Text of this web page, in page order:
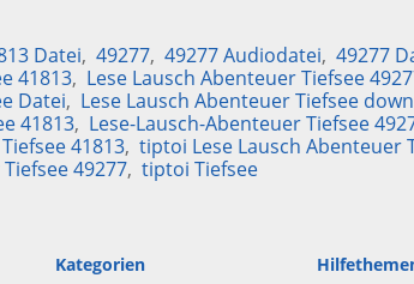
Datei 49277 49277 Audiodatei 49277
41813 Lese Lausch Abenteuer Tiefsee
Datei
Lese Lausch Abenteuer Tiefsee
41813 Lese-Lausch-Abenteuer Tiefsee
41813 tiptoi Lese Lausch Abenteuer
49277 tiptoi Tiefsee
Kategorien